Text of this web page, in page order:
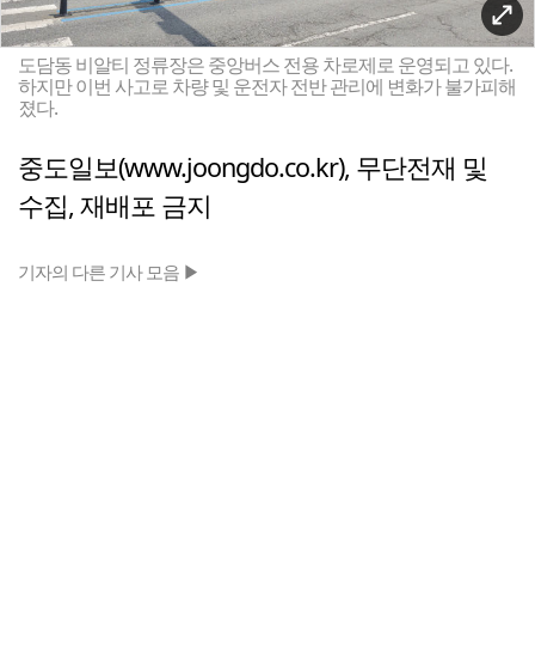
도담동 비알티 정류장은 중앙버스 전용 차로제로 운영되고 있다.
하지만 이번 사고로 차량 및 운전자 전반 관리에 변화가 불가피해
졌다.
중도일보(www.joongdo.co.kr), 무단전재 및
수집, 재배포 금지
기자의 다른 기사 모음 ▶